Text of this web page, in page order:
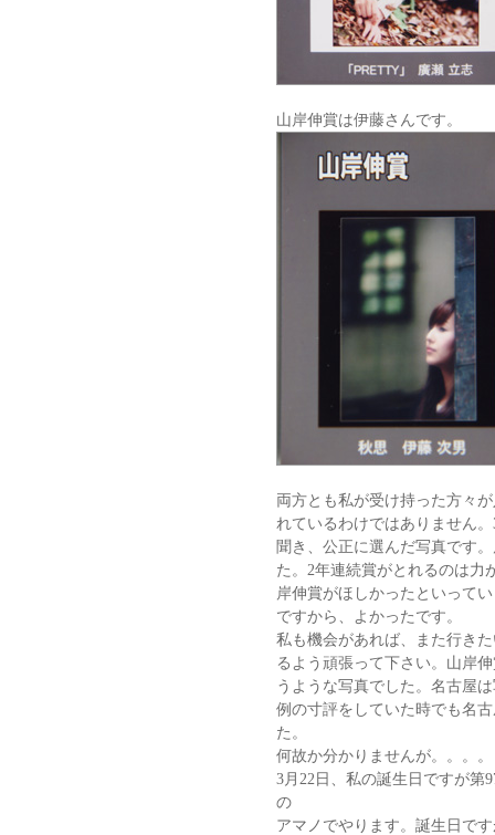
山岸伸賞は伊藤さんです。
両方とも私が受け持った方々
れているわけではありません
聞き、公正に選んだ写真です
た。2年連続賞がとれるのは力
岸伸賞がほしかったといって
ですから、よかったです。
私も機会があれば、また行き
るよう頑張って下さい。山岸
うような写真でした。名古屋
例の寸評をしていた時でも名
た。
何故か分かりませんが。。。。
3月22日、私の誕生日ですが第
の
アマノでやります。誕生日で